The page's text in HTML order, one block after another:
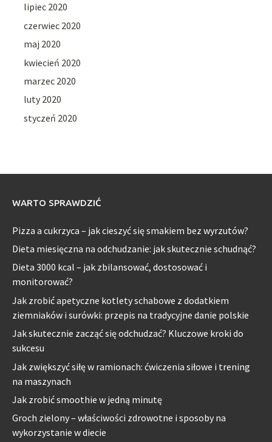
lipiec 2020
czerwiec 2020
maj 2020
kwiecień 2020
marzec 2020
luty 2020
styczeń 2020
WARTO SPRAWDZIĆ
Pizza a cukrzyca – jak cieszyć się smakiem bez wyrzutów?
Dieta miesięczna na odchudzanie: jak skutecznie schudnąć?
Dieta 3000 kcal – jak zbilansować, dostosować i
monitorować?
Jak zrobić apetyczne kotlety schabowe z dodatkiem
ziemniaków i surówki: przepis na tradycyjne danie polskie
Jak skutecznie zacząć się odchudzać? Kluczowe kroki do
sukcesu
Jak zwiększyć siłę w ramionach: ćwiczenia siłowe i trening
na maszynach
Jak zrobić smoothie w jedną minutę
Groch zielony – właściwości zdrowotne i sposoby na
wykorzystanie w diecie